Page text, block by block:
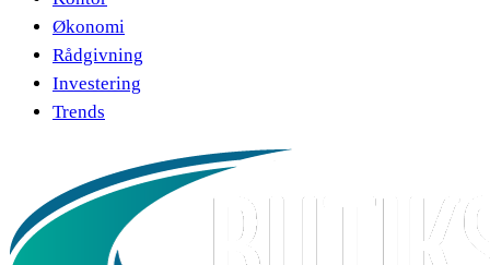
Økonomi
Rådgivning
Investering
Trends